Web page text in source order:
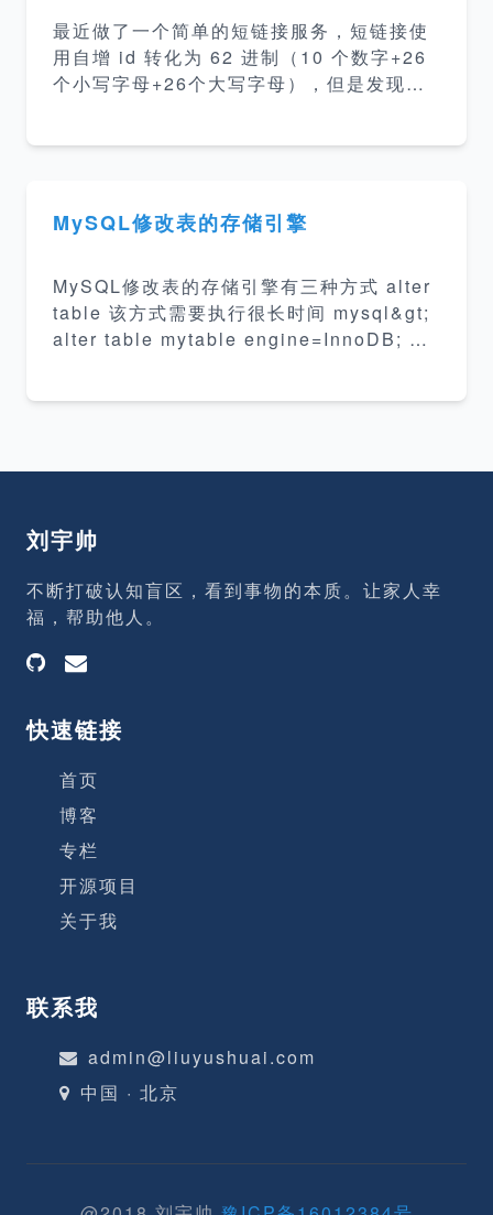
始化数据库的 sql 文件放到服务器上，我看
了下还在。然后直接source init.sql。 3步
完成之后，有种莫名的感觉涌上心头，然后
其实我这里使用了Ph
最近做了一个简单的短链接服务，短链接使
用自增 id 转化为 62 进制（10 个数字+26
个小写字母+26个大写字母），但是发现插
LL COMMENT '测试', PRIMARY KEY (`i
d`), UNIQUE KEY `short_url` (`short_ur
NT
MySQL修改表的存储引擎
MySQL修改表的存储引擎有三种方式 alter
table 该方式需要执行很长时间 mysql&gt;
alter table mytable engine=InnoDB; 导
丢失 创建和查询 mysql&gt; create table
ql&gt; alter table new_table_name eng
in
刘宇帅
不断打破认知盲区，看到事物的本质。让家人幸
福，帮助他人。
快速链接
首页
博客
专栏
开源项目
关于我
联系我
admin@liuyushuai.com
中国 · 北京